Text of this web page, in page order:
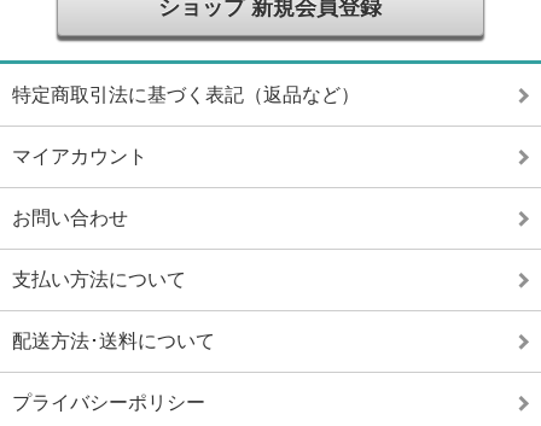
ショップ 新規会員登録
特定商取引法に基づく表記（返品など）
マイアカウント
お問い合わせ
支払い方法について
配送方法･送料について
プライバシーポリシー